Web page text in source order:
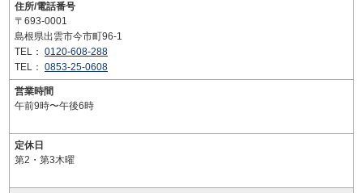
住所/電話番号
〒693-0001
島根県出雲市今市町96-1
TEL： 0120-608-288
TEL： 0853-25-0608
営業時間
午前9時〜午後6時
定休日
第2・第3木曜